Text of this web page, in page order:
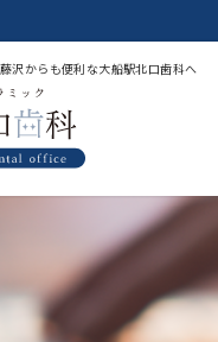
沢からも便利な大船駅北口歯科へ